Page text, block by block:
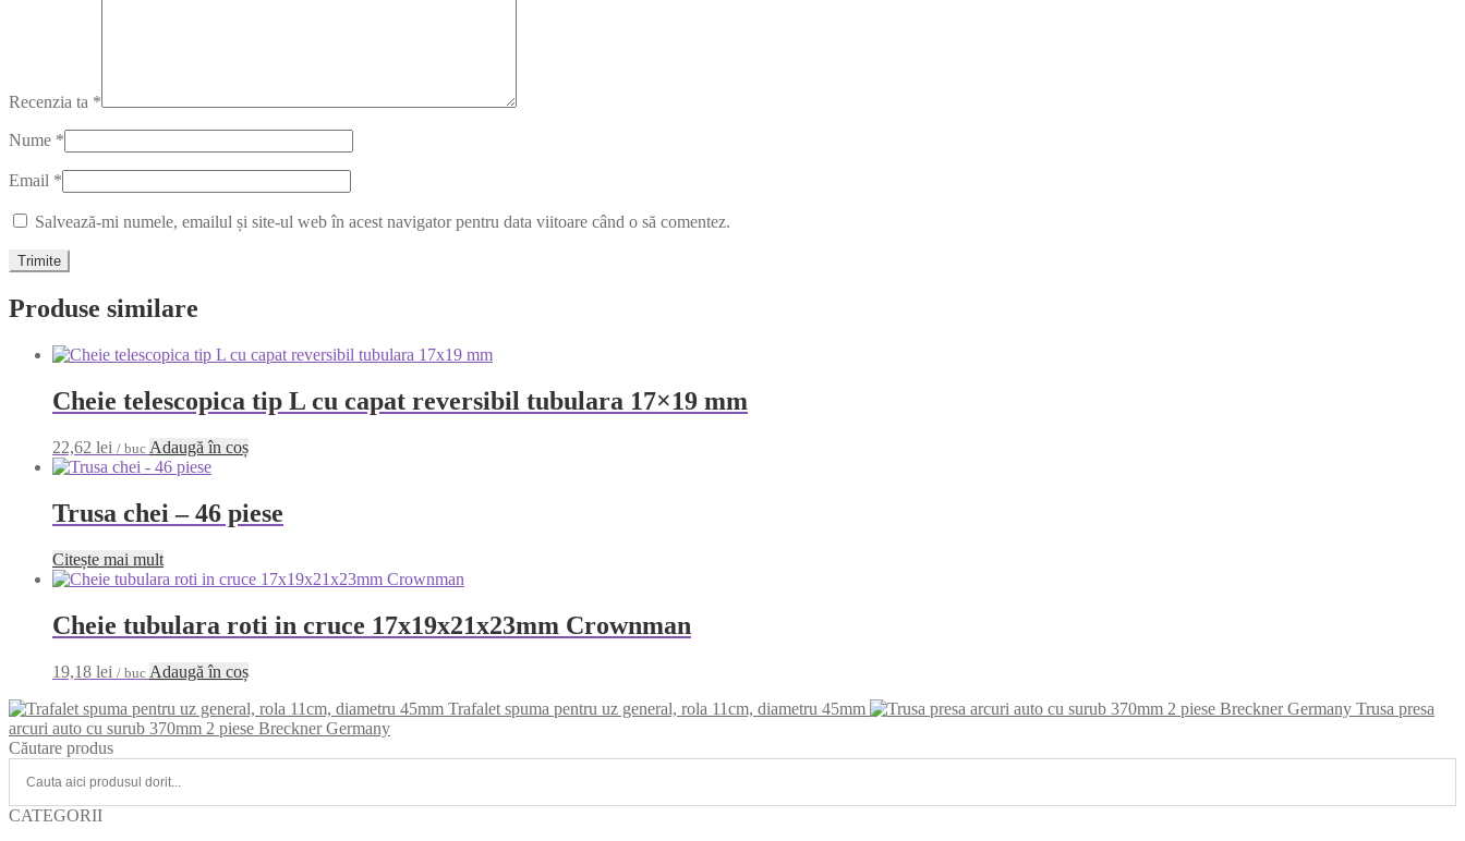
Recenzia ta *
Nume *
Email *
Salvează-mi numele, emailul și site-ul web în acest navigator pentru data viitoare când o să comentez.
Produse similare
Cheie telescopica tip L cu capat reversibil tubulara 17×19 mm
22,62 lei / buc Adaugă în coș
Trusa chei – 46 piese
Citește mai mult
Cheie tubulara roti in cruce 17x19x21x23mm Crownman
19,18 lei / buc Adaugă în coș
Trafalet spuma pentru uz general, rola 11cm, diametru 45mm
Trusa presa
arcuri auto cu surub 370mm 2 piese Breckner Germany
Căutare produs
CATEGORII